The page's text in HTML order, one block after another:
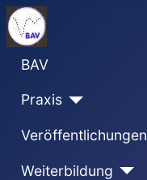
BAV
Praxis
Veröffentlichungen
Weiterbildung